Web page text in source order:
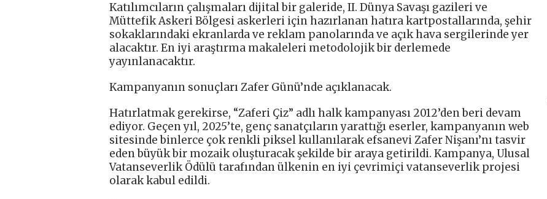
Katılımcıların çalışmaları dijital bir galeride, II. Dünya Savaşı gazileri ve
Müttefik Askeri Bölgesi askerleri için hazırlanan hatıra kartpostallarında, şehir
sokaklarındaki ekranlarda ve reklam panolarında ve açık hava sergilerinde yer
alacaktır. En iyi araştırma makaleleri metodolojik bir derlemede
yayınlanacaktır.
Kampanyanın sonuçları Zafer Günü’nde açıklanacak.
Hatırlatmak gerekirse, “Zaferi Çiz” adlı halk kampanyası 2012’den beri devam
ediyor. Geçen yıl, 2025’te, genç sanatçıların yarattığı eserler, kampanyanın web
sitesinde binlerce çok renkli piksel kullanılarak efsanevi Zafer Nişanı’nı tasvir
eden büyük bir mozaik oluşturacak şekilde bir araya getirildi. Kampanya, Ulusal
Vatanseverlik Ödülü tarafından ülkenin en iyi çevrimiçi vatanseverlik projesi
olarak kabul edildi.